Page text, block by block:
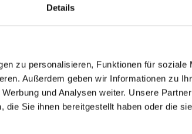
Details
zu personalisieren, Funktionen für soziale
Außerdem geben wir Informationen zu
und Analysen weiter. Unsere
Sie ihnen bereitgestellt haben oder die
euch von Montag bis Freitag von 8:00